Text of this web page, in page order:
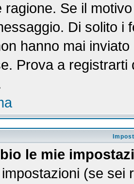
ragione. Se il
Di solito i
hanno mai
Prova a
le mie
(se sei